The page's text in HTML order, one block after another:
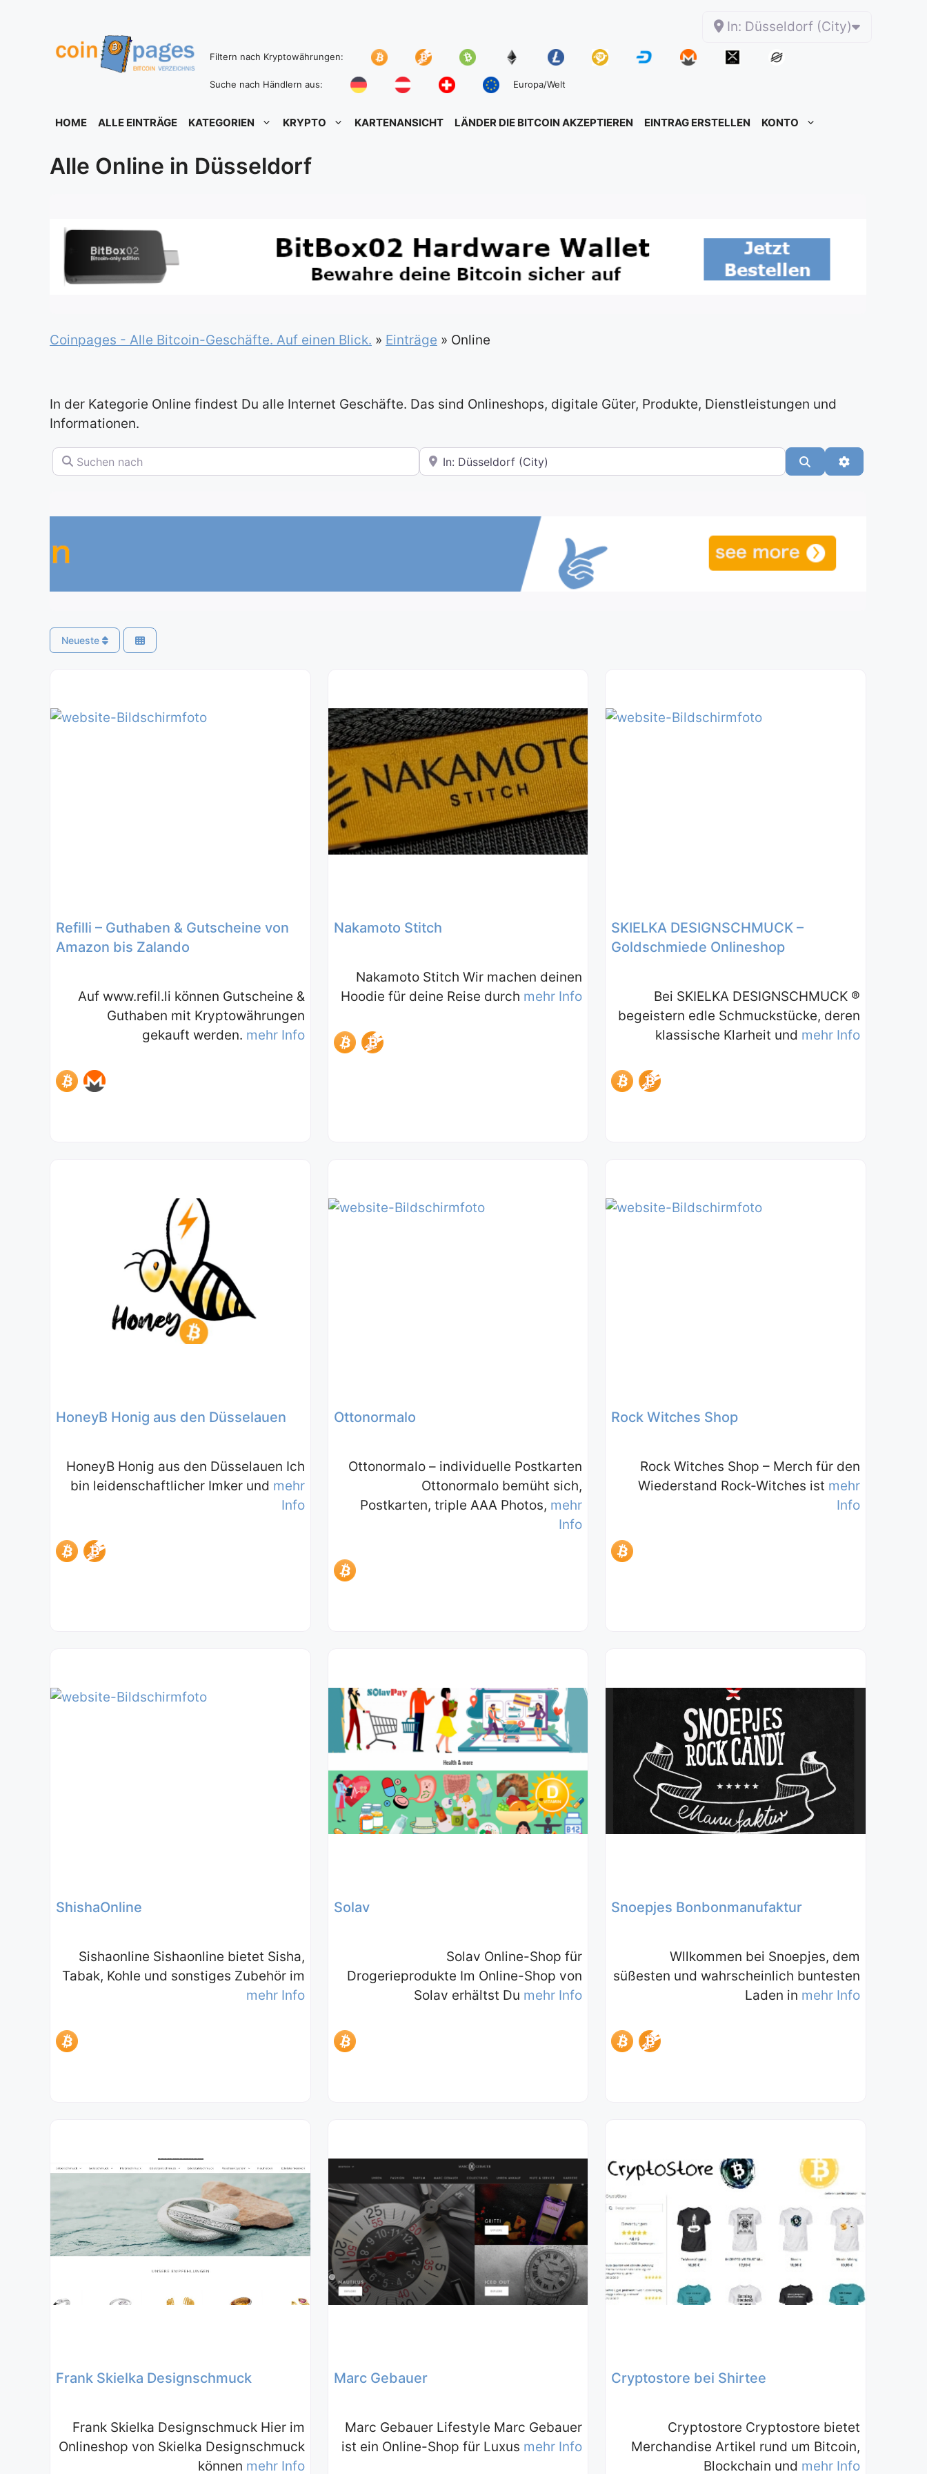
In: Düsseldorf (City)
Filtern nach Kryptowährungen:
Suche nach Händlern aus: Europa/Welt
HOME ALLE EINTRÄGE KATEGORIEN KRYPTO KARTENANSICHT LÄNDER DIE BITCOIN AKZEPTIEREN EINTRAG ERSTELLEN KONTO
Alle Online in Düsseldorf
Coinpages - Alle Bitcoin-Geschäfte. Auf einen Blick. » Einträge » Online
In der Kategorie Online findest Du alle Internet Geschäfte. Das sind Onlineshops, digitale Güter, Produkte, Dienstleistungen und
Informationen.
Suchen nach In der Nähe SuchenAdvanced
Neueste
Refilli – Guthaben & Gutscheine von
Amazon bis Zalando
Auf www.refil.li können Gutscheine &
Guthaben mit Kryptowährungen
gekauft werden. mehr Info
Nakamoto Stitch
Nakamoto Stitch Wir machen deinen
Hoodie für deine Reise durch mehr Info
SKIELKA DESIGNSCHMUCK –
Goldschmiede Onlineshop
Bei SKIELKA DESIGNSCHMUCK ®
begeistern edle Schmuckstücke, deren
klassische Klarheit und mehr Info
HoneyB Honig aus den Düsselauen
HoneyB Honig aus den Düsselauen Ich
bin leidenschaftlicher Imker und mehr
Info
Ottonormalo
Ottonormalo – individuelle Postkarten
Ottonormalo bemüht sich,
Postkarten, triple AAA Photos, mehr
Info
Rock Witches Shop
Rock Witches Shop – Merch für den
Wiederstand Rock-Witches ist mehr
Info
ShishaOnline
Sishaonline Sishaonline bietet Sisha,
Tabak, Kohle und sonstiges Zubehör im
mehr Info
Solav
Solav Online-Shop für
Drogerieprodukte Im Online-Shop von
Solav erhältst Du mehr Info
Snoepjes Bonbonmanufaktur
Wllkommen bei Snoepjes, dem
süßesten und wahrscheinlich buntesten
Laden in mehr Info
Frank Skielka Designschmuck
Frank Skielka Designschmuck Hier im
Onlineshop von Skielka Designschmuck
können mehr Info
Marc Gebauer
Marc Gebauer Lifestyle Marc Gebauer
ist ein Online-Shop für Luxus mehr Info
Cryptostore bei Shirtee
Cryptostore Cryptostore bietet
Merchandise Artikel rund um Bitcoin,
Blockchain und mehr Info